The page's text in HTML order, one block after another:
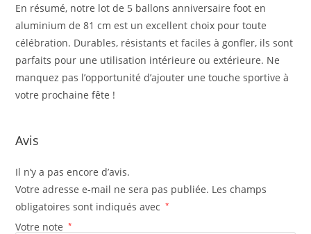
En résumé, notre lot de 5 ballons anniversaire foot en
aluminium de 81 cm est un excellent choix pour toute
célébration. Durables, résistants et faciles à gonfler, ils sont
parfaits pour une utilisation intérieure ou extérieure. Ne
manquez pas l’opportunité d’ajouter une touche sportive à
votre prochaine fête !
Avis
Il n’y a pas encore d’avis.
Votre adresse e-mail ne sera pas publiée. Les champs
obligatoires sont indiqués avec
*
Votre note *